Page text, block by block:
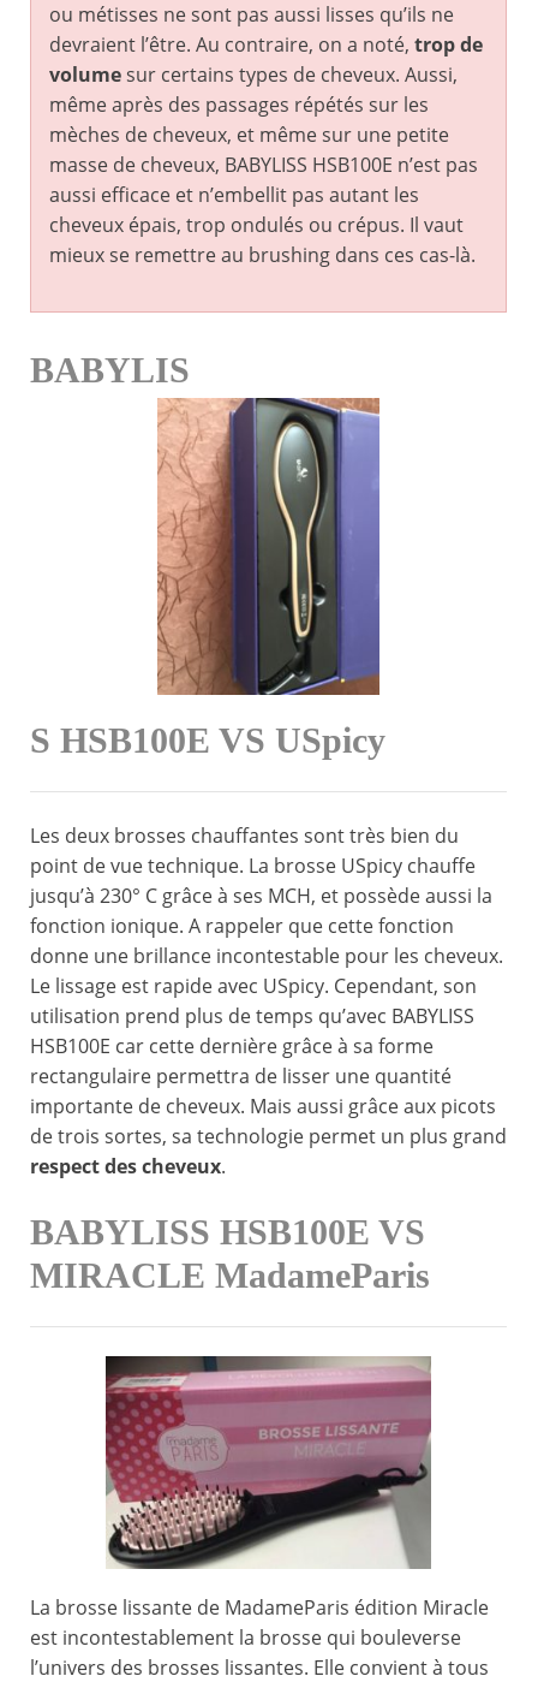
ou métisses ne sont pas aussi lisses qu’ils ne
devraient l’être. Au contraire, on a noté, trop de
volumesur certains types de cheveux. Aussi,
même après des passages répétés sur les
mèches de cheveux, et même sur une petite
masse de cheveux, BABYLISS HSB100E n’est pas
aussi efficace et n’embellit pas autant les
cheveux épais, trop ondulés ou crépus. Il vaut
mieux se remettre au brushing dans ces cas-là.
BABYLIS
S HSB100E VS USpicy
Les deux brosses chauffantes sont très bien du
point de vue technique. La brosse USpicy chauffe
jusqu’à 230° C grâce à ses MCH, et possède aussi la
fonction ionique. A rappeler que cette fonction
donne une brillance incontestable pour les cheveux.
Le lissage est rapide avec USpicy. Cependant, son
utilisation prend plus de temps qu’avec BABYLISS
HSB100E car cette dernière grâce à sa forme
rectangulaire permettra de lisser une quantité
importante de cheveux. Mais aussi grâce aux picots
de trois sortes, sa technologie permet un plus grand
respect des cheveux.
BABYLISS HSB100E VS
MIRACLE MadameParis
La brosse lissante de MadameParis édition Miracle
est incontestablement la brosse qui bouleverse
l’univers des brosses lissantes. Elle convient à tous